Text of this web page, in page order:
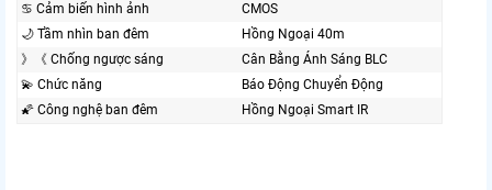
♋ Cảm biến hình ảnh
CMOS
🌙 Tầm nhìn ban đêm
Hồng Ngoại 40m
》《 Chống ngược sáng
Cân Bằng Ánh Sáng BLC
💫 Chức năng
Báo Động Chuyển Động
🌠 Công nghệ ban đêm
Hồng Ngoại Smart IR